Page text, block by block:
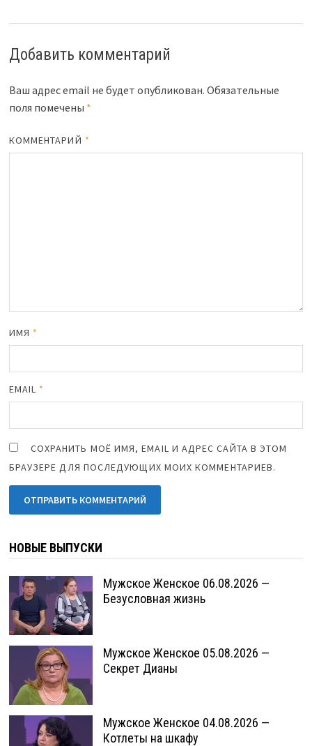
Добавить комментарий
Ваш адрес email не будет опубликован. Обязательные
поля помечены *
КОММЕНТАРИЙ *
ИМЯ *
EMAIL *
СОХРАНИТЬ МОЁ ИМЯ, EMAIL И АДРЕС САЙТА В ЭТОМ
БРАУЗЕРЕ ДЛЯ ПОСЛЕДУЮЩИХ МОИХ КОММЕНТАРИЕВ.
НОВЫЕ ВЫПУСКИ
Мужское Женское 06.08.2026 —
Безусловная жизнь
Мужское Женское 05.08.2026 —
Секрет Дианы
Мужское Женское 04.08.2026 —
Котлеты на шкафу